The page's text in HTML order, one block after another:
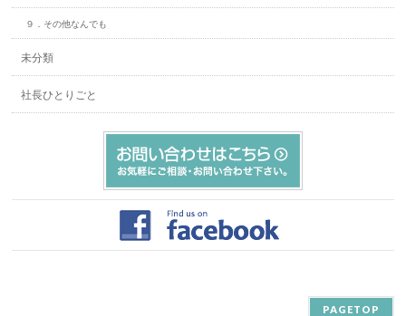
９．その他なんでも
未分類
社長ひとりごと
PAGETOP